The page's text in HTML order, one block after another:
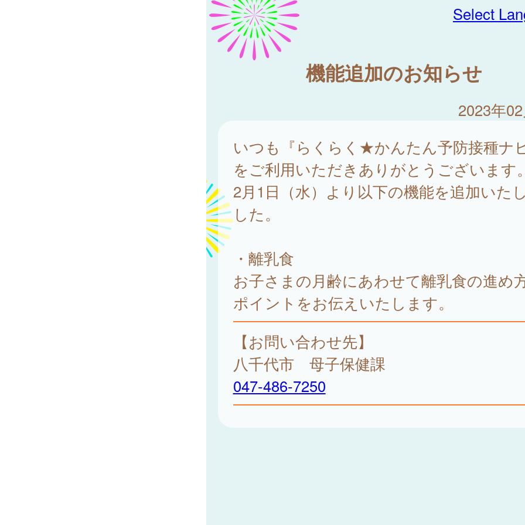
Select
機能追加のお知らせ
2023年
いつも『らくらく★かんたん予防接種ナ
をご利用いただきありがとうございます
2月1日（水）より以下の機能を追加いた
した。
・離乳食
お子さまの月齢にあわせて離乳食の進め
ポイントをお伝えいたします。
【お問い合わせ先】
八千代市 母子保健課
047-486-7250